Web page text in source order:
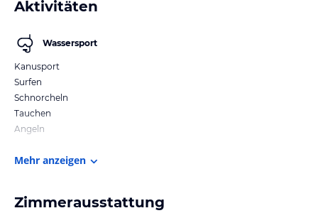
Aktivitäten
Wassersport
Kanusport
Surfen
Schnorcheln
Tauchen
Angeln
Mehr anzeigen
Zimmerausstattung